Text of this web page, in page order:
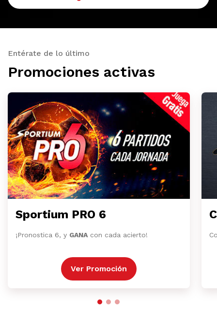
Entérate de lo último
Promociones activas
Sportium PRO 6
¡Pronostica 6, y GANA con cada acierto!
Ver Promoción